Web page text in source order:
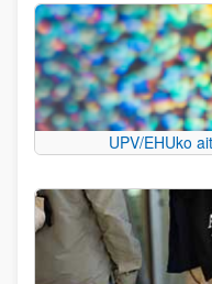
UPV/EHUko